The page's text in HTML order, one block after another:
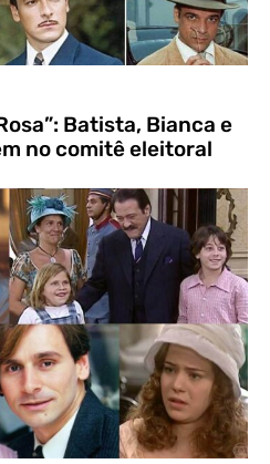
Batista, Bianca e
no comitê eleitoral